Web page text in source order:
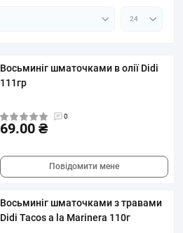
Восьминіг шматочками в олії Didi
111гр
0
69.00 ₴
Повідомити мене
Восьминіг шматочками з травами
Didi Tacos a la Marinera 110г